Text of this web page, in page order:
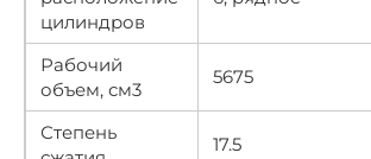
цилиндров
Рабочий
объем, см3
5675
Степень
17.5